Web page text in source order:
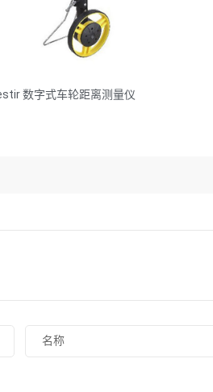
数字式车轮距离测量仪